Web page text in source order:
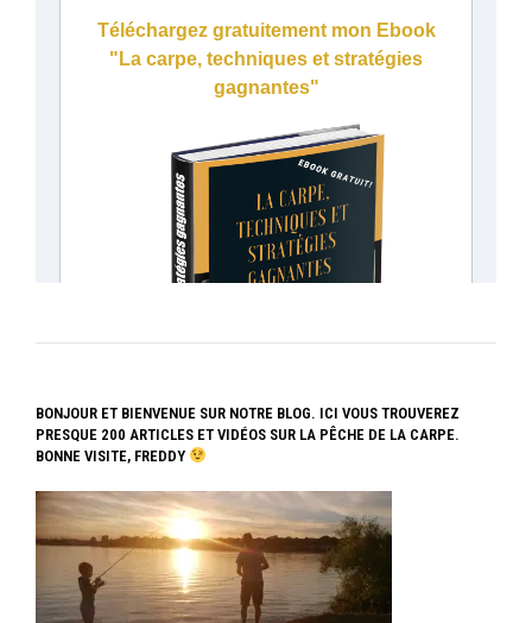
BONJOUR ET BIENVENUE SUR NOTRE BLOG. ICI VOUS TROUVEREZ
PRESQUE 200 ARTICLES ET VIDÉOS SUR LA PÊCHE DE LA CARPE.
BONNE VISITE, FREDDY